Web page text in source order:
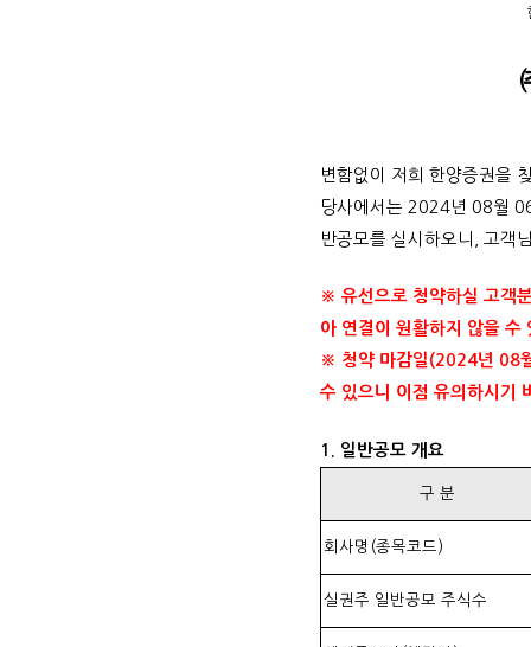
변함없이 저희 한양증권을
당사에서는 2024년 08월
반공모를 실시하오니, 고객
※ 유선으로 청약하실 고객
아 연결이 원활하지 않을 수
※ 청약 마감일(2024년 08
수 있으니 이점 유의하시기
1. 일반공모 개요
구 분
회사명(종목코드)
실권주 일반공모 주식수